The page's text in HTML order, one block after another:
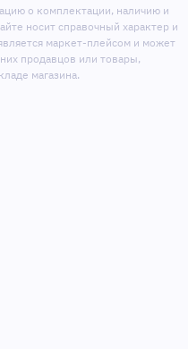
о комплектации, наличию и
носит справочный характер и
маркет-плейсом и может
продавцов или товары,
магазина.